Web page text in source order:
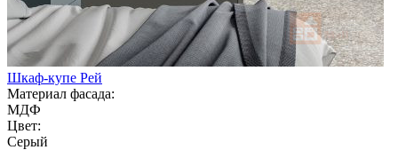
Шкаф-купе Рей
Материал фасада:
МДФ
Цвет:
Серый